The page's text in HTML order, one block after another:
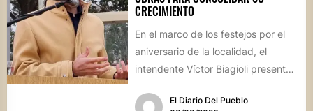
CRECIMIENTO
En el marco de los festejos por el
aniversario de la localidad, el
intendente Víctor Biagioli presentó
El Diario Del Pueblo